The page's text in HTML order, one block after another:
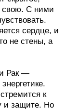
свою. С ними
сердце, и
не стены, а
Рак —
к
и защите. Но